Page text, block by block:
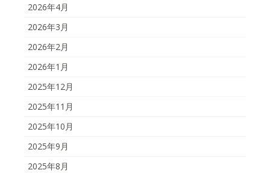
2026年4月
2026年3月
2026年2月
2026年1月
2025年12月
2025年11月
2025年10月
2025年9月
2025年8月